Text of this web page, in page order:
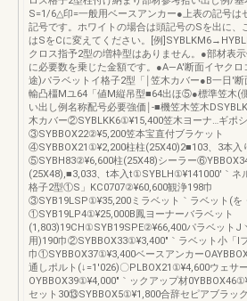
S=1/6△印=一般用ベースアンカー●上表の記号は
記号です。ホワイトの場合は頭記号のSを出に、
はSをCに変えてください。[例
クロス指予2型の増枠型はありません。●部材表
に必要数を乗じた金額です。●A―A'断面イヤクロ
途)パラベットイ格子2型「￨笠木カバー●B一日'断
輸凸橿Mユ64「値M縦吊型■64出ほ⑤●標準笠木(
い出し例名称配号必要強価￨‐■機笠木笠木
木カバー②SYBLKK6①¥15,400笠木ヨーナ…ギポシ
③SYBBOX22②¥5,200笠本宝直付ブラケット
④SYBBOX21①¥2,200柱柱(25X40)2■103、3本入
⑤SYBH83②¥6,600柱(25X48)シーラー
(25X48),■3,033、t本入t①SYBLH①¥141000′｀ネ
格子2型①S」KC0707②¥60,600観浄198巾
③SYB19LSP①¥35,200ミラベット｀ラベット(を
①SYB19LP4①¥25,000B鳳ヨーナーバラベット
(1,803)19CH①SYB19SPE②¥66,400パラベットJ
用)190巾②SYBBOX33①¥3,400″｀ラベット小「l
巾①SYBBOX37①¥3,400ベースアンカー
通しポルト(↓=1′026)〇PLBOX21①¥4,600ウェサ
OYBBOX39①¥4,000″｀ックアップ材
セット30⑬SYBBOX5①¥1,800合辞セピアブラッ